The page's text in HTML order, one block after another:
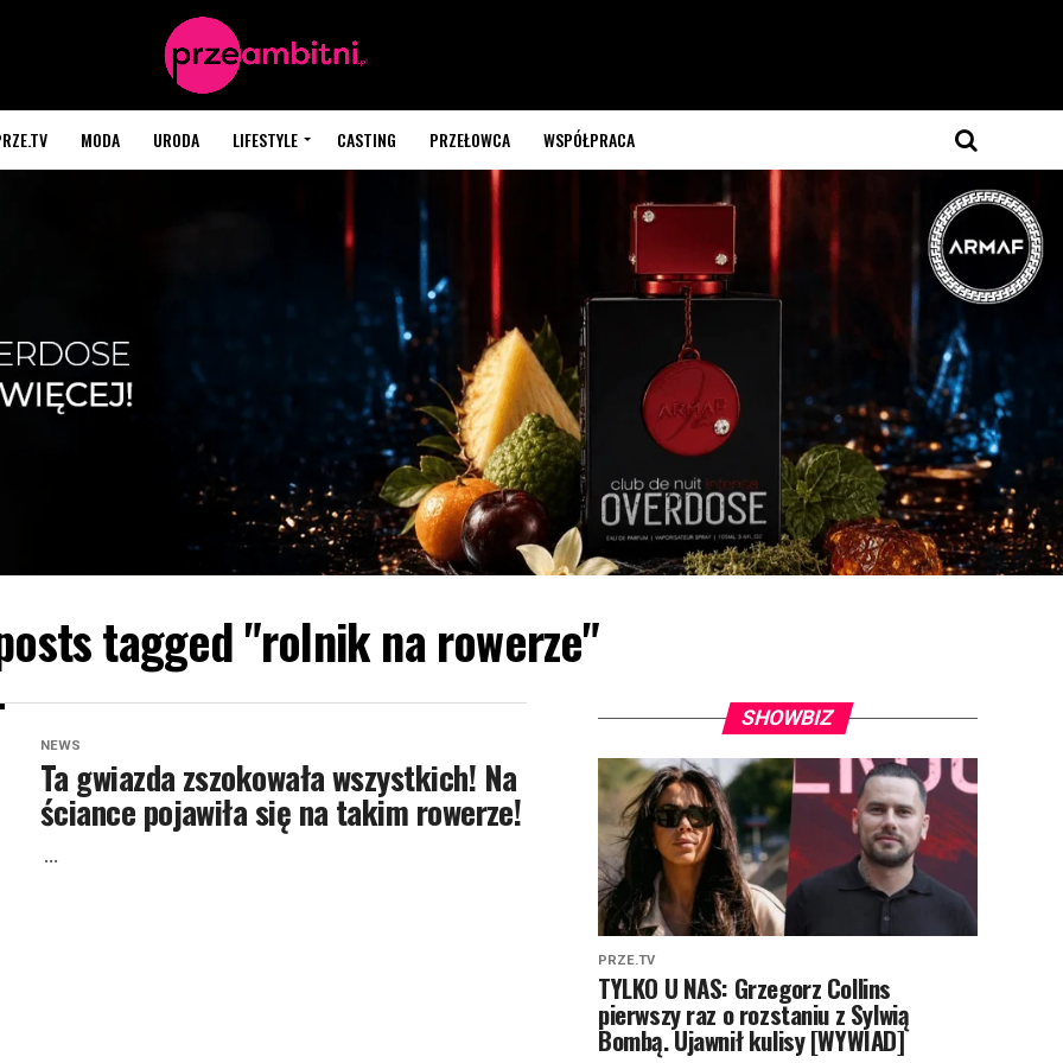
MODA URODA LIFESTYLE CASTING PRZEŁOWCA WSPÓŁPRACA
tagged "rolnik na rowerze"
NEWS
Ta gwiazda zszokowała wszystkich! Na
ściance pojawiła się na takim rowerze!
...
SHOWBIZ
PRZE.TV
TYLKO U NAS: Grzegorz Collins
pierwszy raz o rozstaniu z Sylwią
Bombą. Ujawnił kulisy [WYWIAD]